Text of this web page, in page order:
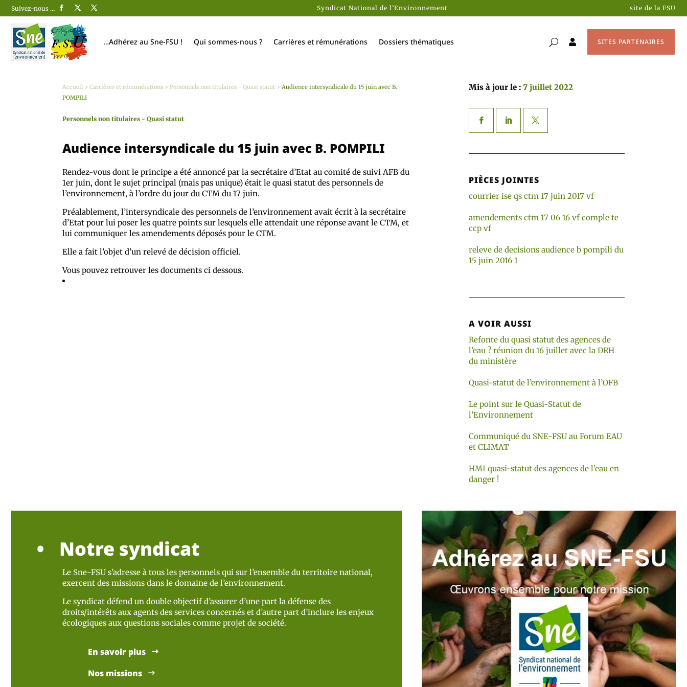
Suivez-nous … Syndicat National de l’Environnement site de la FSU
…Adhérez au Sne-FSU ! Qui sommes-nous ? Carrières et rémunérations Dossiers thématiques  SITES PARTENAIRES
Accueil > Carrières et rémunérations > Personnels non titulaires - Quasi statut > Audience intersyndicale du 15 juin avec B.
POMPILI
Personnels non titulaires - Quasi statut
Audience intersyndicale du 15 juin avec B. POMPILI
Rendez-vous dont le principe a été annoncé par la secrétaire d’Etat au comité de suivi AFB du
1er juin, dont le sujet principal (mais pas unique) était le quasi statut des personnels de
l’environnement, à l’ordre du jour du CTM du 17 juin.
Préalablement, l’intersyndicale des personnels de l’environnement avait écrit à la secrétaire
d’Etat pour lui poser les quatre points sur lesquels elle attendait une réponse avant le CTM, et
lui communiquer les amendements déposés pour le CTM.
Elle a fait l’objet d’un relevé de décision officiel.
Vous pouvez retrouver les documents ci dessous.
Mis à jour le : 7 juillet 2022
PIÈCES JOINTES
courrier ise qs ctm 17 juin 2017 vf
amendements ctm 17 06 16 vf comple te
ccp vf
releve de decisions audience b pompili du
15 juin 2016 1
A VOIR AUSSI
Refonte du quasi statut des agences de
l’eau ? réunion du 16 juillet avec la DRH
du ministère
Quasi-statut de l’environnement à l’OFB
Le point sur le Quasi-Statut de
l’Environnement
Communiqué du SNE-FSU au Forum EAU
et CLIMAT
HMI quasi-statut des agences de l’eau en
danger !
Notre syndicat
Le Sne-FSU s’adresse à tous les personnels qui sur l’ensemble du territoire national,
exercent des missions dans le domaine de l’environnement.
Le syndicat défend un double objectif d’assurer d’une part la défense des
droits/intérêts aux agents des services concernés et d’autre part d’inclure les enjeux
écologiques aux questions sociales comme projet de société.
En savoir plus
Nos missions